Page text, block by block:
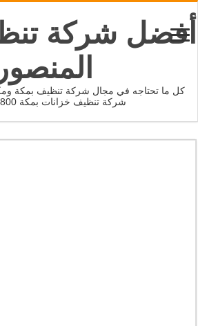
أفضل شركة
المنصور
كل ما تحتاجه في مجال شركة تنظيف بمكة
شركة تنظيف خزانات بمكة 0535677800